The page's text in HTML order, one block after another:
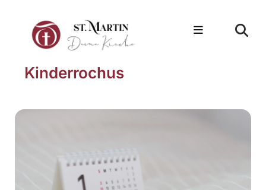
Kinderrochus